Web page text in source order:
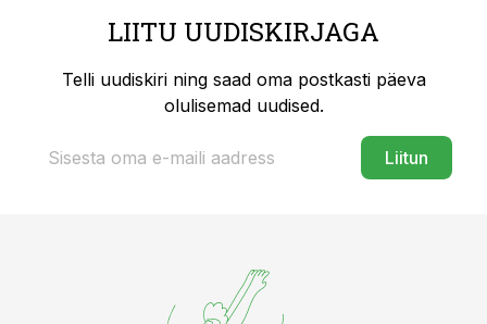
LIITU UUDISKIRJAGA
Telli uudiskiri ning saad oma postkasti päeva
olulisemad uudised.
Liitun